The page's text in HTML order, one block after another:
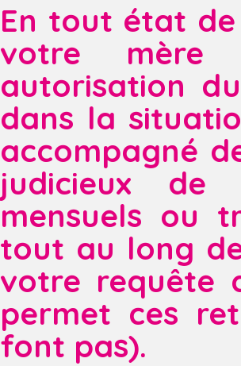
En tout état
votre mère
autorisation
dans la
accompagné
judicieux de
mensuels ou
tout au long
votre requête
permet ces
font pas).